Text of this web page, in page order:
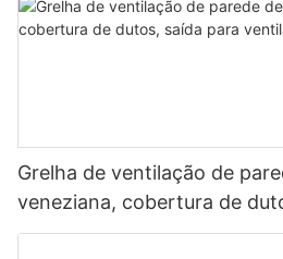
Grelha de ventilação de
veneziana, cobertura de
ventilação interna